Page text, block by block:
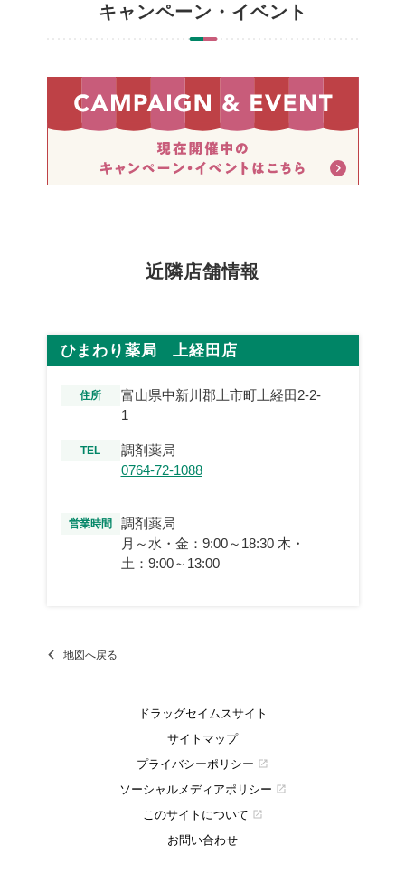
キャンペーン・イベント
近隣店舗情報
ひまわり薬局 上経田店
住所
富山県中新川郡上市町上経田2-2-
1
TEL
調剤薬局
0764-72-1088
営業時間
調剤薬局
月～水・金：9:00～18:30 木・
土：9:00～13:00
地図へ戻る
ドラッグセイムスサイト
サイトマップ
プライバシーポリシー
open_in_new
ソーシャルメディアポリシー open_in_new
このサイトについて open_in_new
お問い合わせ